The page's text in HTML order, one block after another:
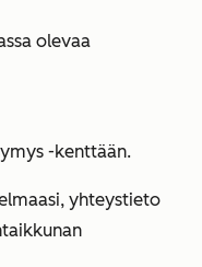
olevaa
-kenttään.
yhteystieto